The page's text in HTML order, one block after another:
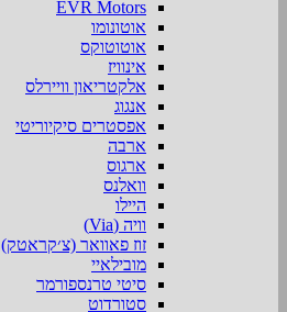
EVR Motors
אוטונומו
אוטוטוקס
אינוויז
אלקטריאון וויירלס
אנגוג
אפסטרים סיקיוריטי
ארבה
ארגוס
וואלנס
היילו
וויה (Via)
זוז פאוואר (צ׳קראטק)
מובילאיי
סיטי טרנספורמר
סטורדוט